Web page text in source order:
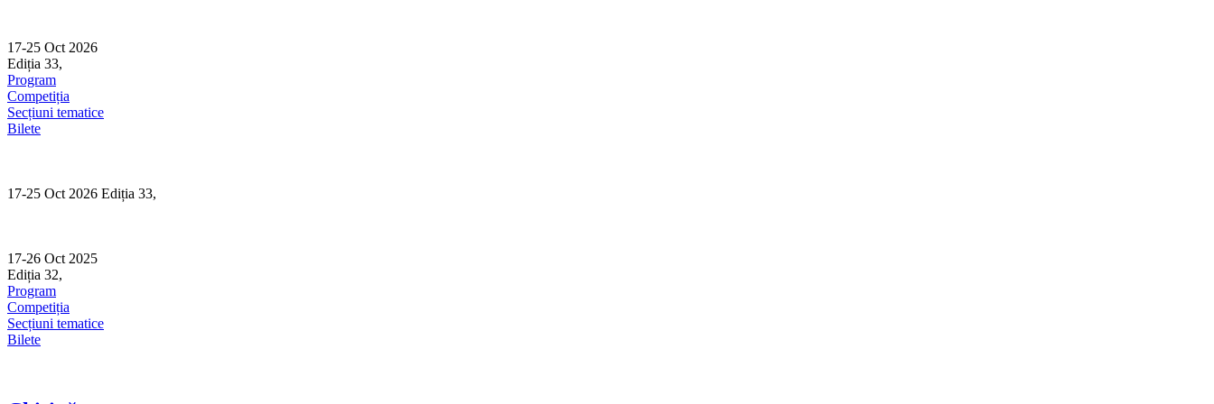
content
17-25 Oct 2026
Ediția 33,
Program
Competiția
Secțiuni tematice
Bilete
17-25 Oct 2026 Ediția 33,
17-26 Oct 2025
Ediția 32,
Program
Competiția
Secțiuni tematice
Bilete